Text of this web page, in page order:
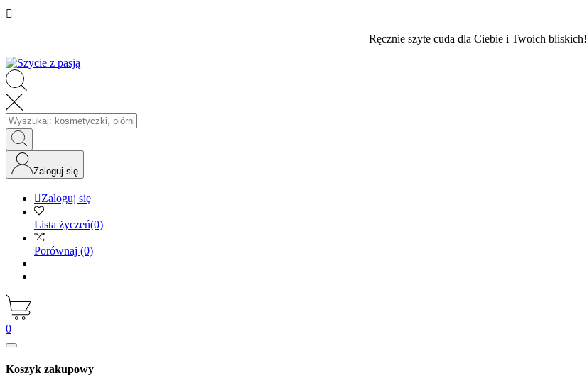

Ręcznie szyte cuda dla Ciebie i Twoich bliskich!
Zaloguj się
Zaloguj się
Lista życzeń(0)
Porównaj (0)
0
Koszyk zakupowy